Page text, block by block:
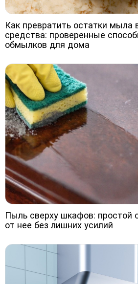
Как превратить остатки мыла
средства: проверенные
обмылков для дома
Пыль сверху шкафов: простой
от нее без лишних усилий